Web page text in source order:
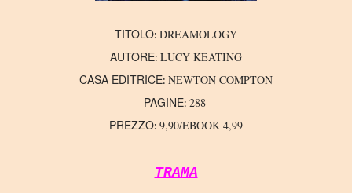
TITOLO: DREAMOLOGY
AUTORE: LUCY KEATING
CASA EDITRICE: NEWTON COMPTON
PAGINE: 288
PREZZO: 9,90/EBOOK 4,99
TRAMA